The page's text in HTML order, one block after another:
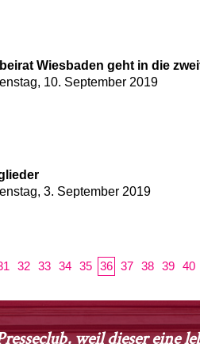
Wiesbaden geht in die
10. September 2019
3. September 2019
32 33 34 35 36 37 38 39 40
weil dieser eine